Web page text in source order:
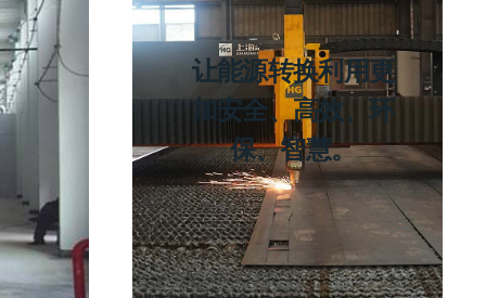
让能源转换利用更
加安全、高效、环
保、智慧。